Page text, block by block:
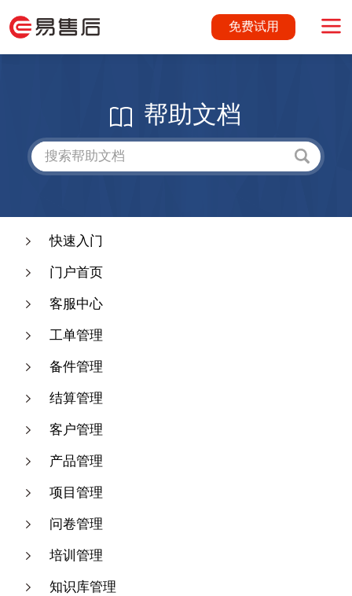
免费试用
帮助文档
快速入门
门户首页
客服中心
工单管理
备件管理
结算管理
客户管理
产品管理
项目管理
问卷管理
培训管理
知识库管理